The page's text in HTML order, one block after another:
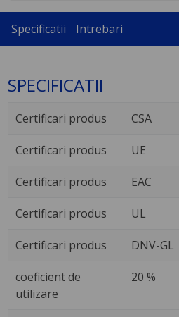
Specificatii Intrebari
SPECIFICATII
Certificari produs CSA
Certificari produs UE
Certificari produs EAC
Certificari produs UL
Certificari produs DNV-GL
coeficient de
utilizare
20 %